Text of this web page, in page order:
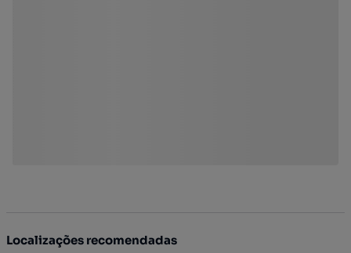
Localizações recomendadas